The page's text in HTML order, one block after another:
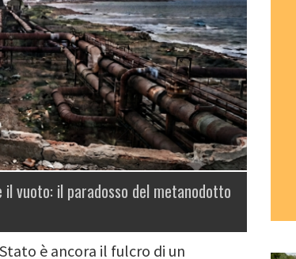
vuoto: il paradosso del metanodotto
è ancora il fulcro di un